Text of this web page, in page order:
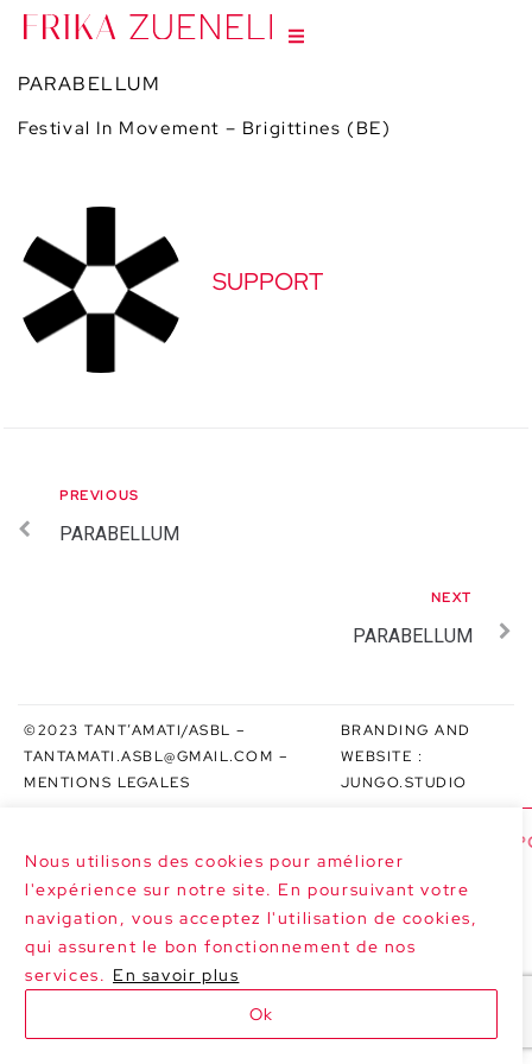
Nous utilisons des cookies pour améliorer
l'expérience sur notre site. En poursuivant votre
navigation, vous acceptez l'utilisation de cookies,
qui assurent le bon fonctionnement de nos
services. En savoir plus
Ok
PARABELLUM
Festival In Movement – Brigittines (BE)
SUPPORT
PREVIOUS
PARABELLUM
NEXT
PARABELLUM
©2023 TANT’AMATI/ASBL –
TANTAMATI.ASBL@GMAIL.COM –
MENTIONS LEGALES
BRANDING AND
WEBSITE :
JUNGO.STUDIO
>>> NEXT DATES : LE MARGHERITE